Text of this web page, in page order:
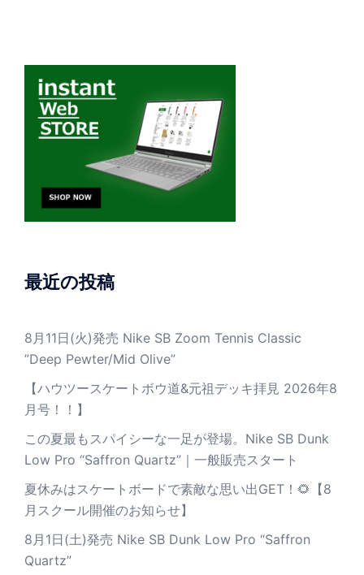
最近の投稿
8月11日(火)発売 Nike SB Zoom Tennis Classic
”Deep Pewter/Mid Olive”
【ハウツースケートボウ道&元祖デッキ拝見 2026年8
月号！！】
この夏最もスパイシーな一足が登場。Nike SB Dunk
Low Pro “Saffron Quartz”｜一般販売スタート
夏休みはスケートボードで素敵な思い出GET！🌻【8
月スクール開催のお知らせ】
8月1日(土)発売 Nike SB Dunk Low Pro “Saffron
Quartz”